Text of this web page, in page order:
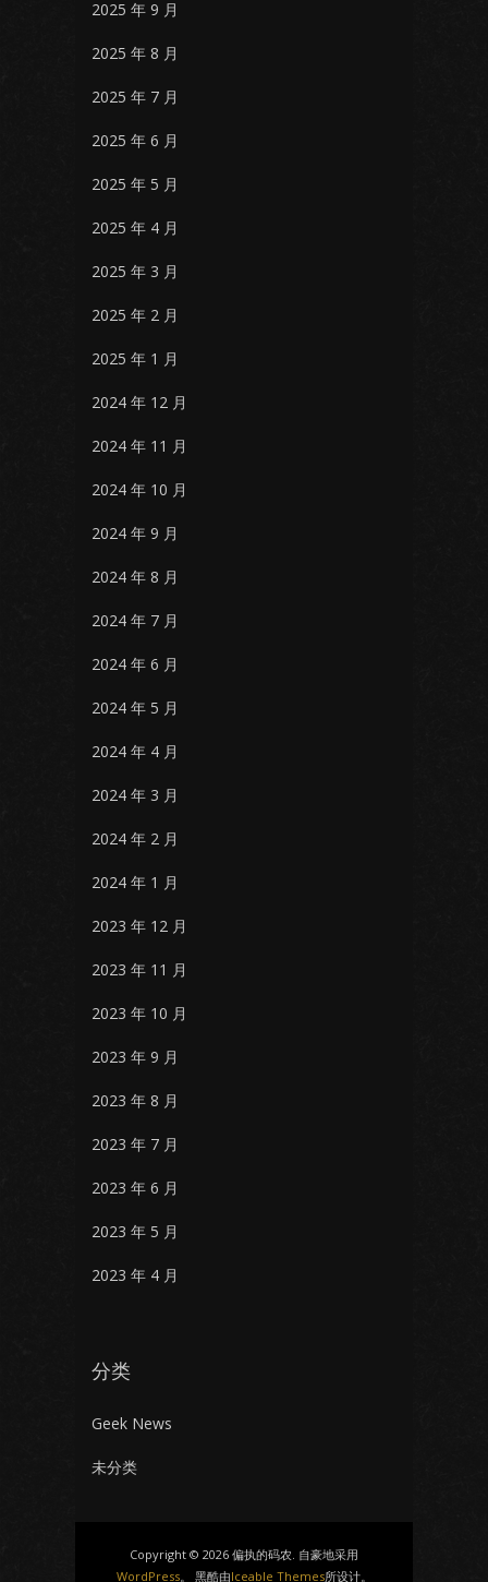
2025 年 9 月
2025 年 8 月
2025 年 7 月
2025 年 6 月
2025 年 5 月
2025 年 4 月
2025 年 3 月
2025 年 2 月
2025 年 1 月
2024 年 12 月
2024 年 11 月
2024 年 10 月
2024 年 9 月
2024 年 8 月
2024 年 7 月
2024 年 6 月
2024 年 5 月
2024 年 4 月
2024 年 3 月
2024 年 2 月
2024 年 1 月
2023 年 12 月
2023 年 11 月
2023 年 10 月
2023 年 9 月
2023 年 8 月
2023 年 7 月
2023 年 6 月
2023 年 5 月
2023 年 4 月
分类
Geek News
未分类
Copyright © 2026 偏执的码农. 自豪地采用
WordPress。 黑酷由Iceable Themes所设计。